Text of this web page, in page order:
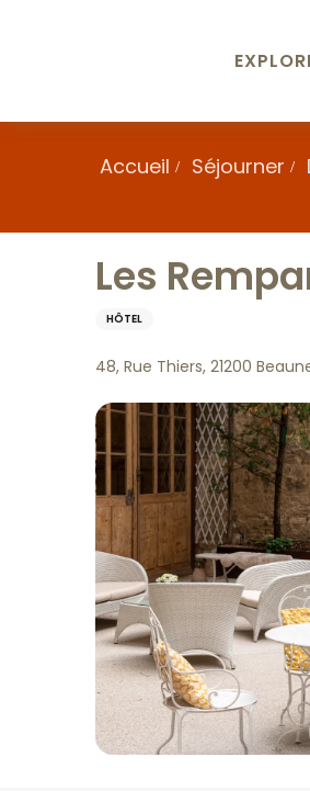
Accueil Séjourner
Les
HÔTEL
48, Rue Thiers, 21200